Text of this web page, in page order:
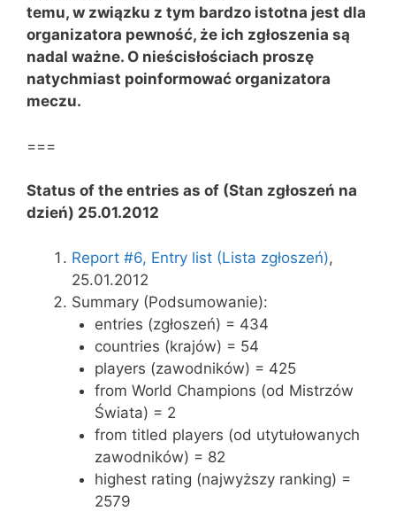
temu, w związku z tym bardzo istotna jest dla
organizatora pewność, że ich zgłoszenia są
nadal ważne. O nieścisłościach proszę
natychmiast poinformować organizatora
meczu.
===
Status of the entries as of (Stan zgłoszeń na
dzień) 25.01.2012
Report #6, Entry list (Lista zgłoszeń),
25.01.2012
Summary (Podsumowanie):
entries (zgłoszeń) = 434
countries (krajów) = 54
players (zawodników) = 425
from World Champions (od Mistrzów
Świata) = 2
from titled players (od utytułowanych
zawodników) = 82
highest rating (najwyższy ranking) =
2579